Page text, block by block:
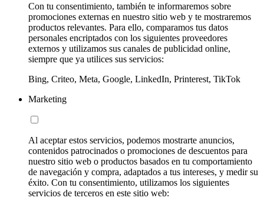
Con tu consentimiento, también te informaremos sobre
promociones externas en nuestro sitio web y te mostraremos
productos relevantes. Para ello, comparamos tus datos
personales encriptados con los siguientes proveedores
externos y utilizamos sus canales de publicidad online,
siempre que ya utilices sus servicios:
Bing, Criteo, Meta, Google, LinkedIn, Printerest, TikTok
Marketing
Al aceptar estos servicios, podemos mostrarte anuncios,
contenidos patrocinados o promociones de descuentos para
nuestro sitio web o productos basados en tu comportamiento
de navegación y compra, adaptados a tus intereses, y medir su
éxito. Con tu consentimiento, utilizamos los siguientes
servicios de terceros en este sitio web: